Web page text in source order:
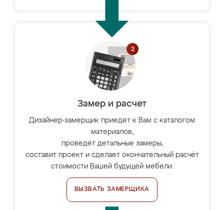
Замер и расчет
Дизайнер-замерщик приедет к Вам с каталогом
материалов,
проведёт детальные замеры,
составит проект и сделает окончательный расчёт
стоимости Вашей будущей мебели.
ВЫЗВАТЬ ЗАМЕРЩИКА